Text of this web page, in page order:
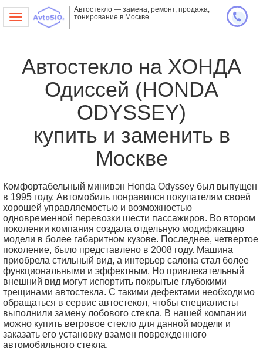
Toggle
Автостекло — замена, ремонт, продажа,
тонирование в Москве
Автостекло на ХОНДА
Одиссей (HONDA
ODYSSEY)
купить и заменить в
Москве
Комфортабельный минивэн Honda Odyssey был выпущен
в 1995 году. Автомобиль понравился покупателям своей
хорошей управляемостью и возможностью
одновременной перевозки шести пассажиров. Во втором
поколении компания создала отдельную модификацию
модели в более габаритном кузове. Последнее, четвертое
поколение, было представлено в 2008 году. Машина
приобрела стильный вид, а интерьер салона стал более
функциональными и эффектным. Но привлекательный
внешний вид могут испортить покрытые глубокими
трещинами автостекла. С такими дефектами необходимо
обращаться в сервис автостекол, чтобы специалисты
выполнили замену лобового стекла. В нашей компании
можно купить ветровое стекло для данной модели и
заказать его установку взамен поврежденного
автомобильного стекла.